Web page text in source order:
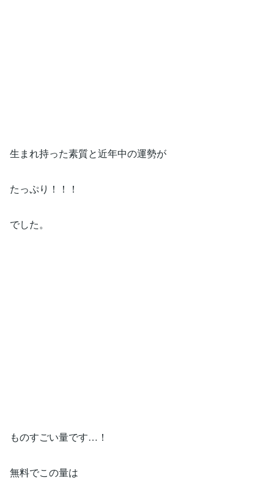
生まれ持った素質と近年中の運勢が
たっぷり！！！
でした。
ものすごい量です…！
無料でこの量は